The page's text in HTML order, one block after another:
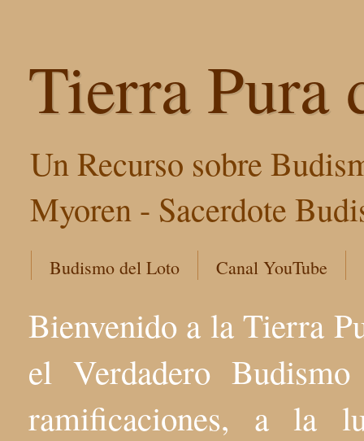
Tierra Pura
Un Recurso sobre
Myoren - Sacerdote
Budismo del Loto Canal YouTube
Bienvenido a la Tierra
el Verdadero
ramificaciones, a la